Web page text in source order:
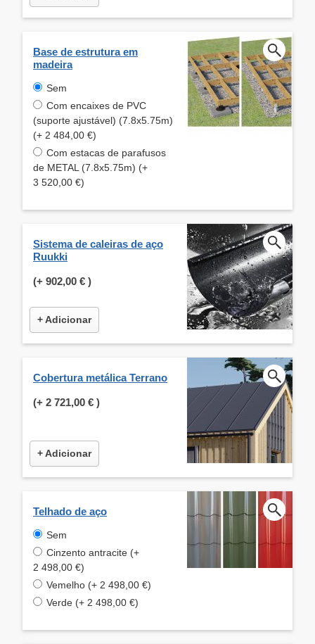
Base de estrutura em
madeira
Sem
Com encaixes de PVC
(suporte ajustável) (7.8x5.75m)
(+ 2 484,00 €)
Com estacas de parafusos
de METAL (7.8x5.75m) (+
3 520,00 €)
Sistema de caleiras de aço
Ruukki
(+ 902,00 € )
+ Adicionar
Cobertura metálica Terrano
(+ 2 721,00 € )
+ Adicionar
Telhado de aço
Sem
Cinzento antracite (+
2 498,00 €)
Vemelho (+ 2 498,00 €)
Verde (+ 2 498,00 €)